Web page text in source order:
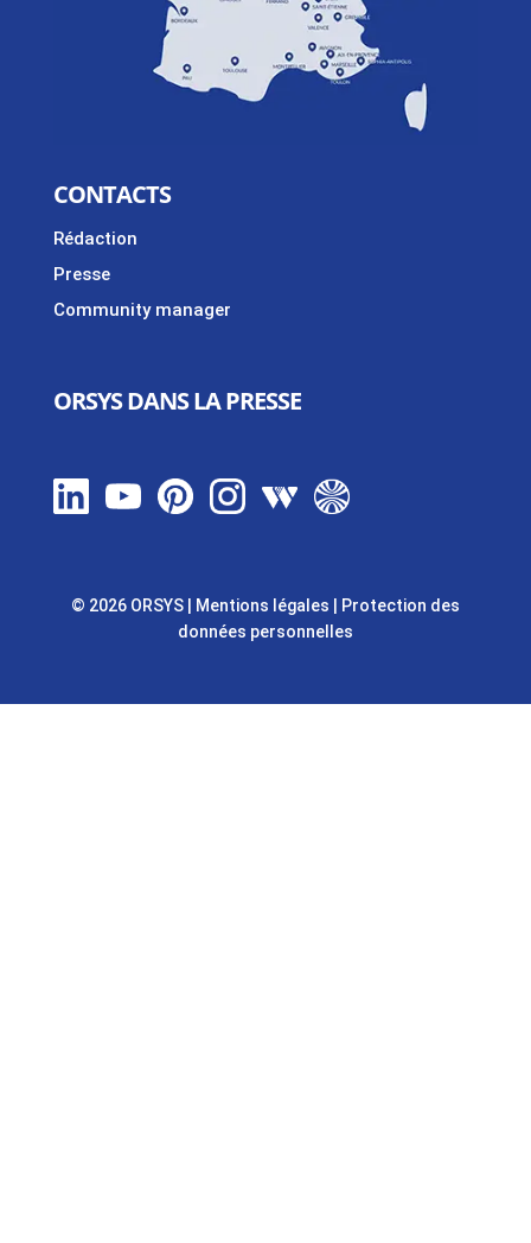
CONTACTS
Rédaction
Presse
Community manager
ORSYS DANS LA PRESSE
© 2026 ORSYS Mentions légales
Protection des
données personnelles